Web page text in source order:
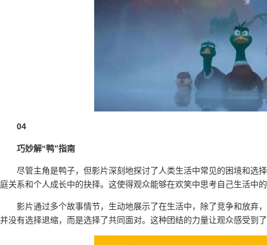
04
巧妙解“鸭”指南
尽管主角是鸭子，但影片深刻地探讨了人类生活中常见的困境和选
庭关系和个人成长中的抉择。这使得观众能够在欢笑中思考自己生活中
影片通过多个故事情节，生动地展示了在生活中，除了竞争和放弃
并没有选择退缩，而是选择了共同面对。这种团结的力量让观众感受到